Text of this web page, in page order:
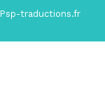
traductions.fr